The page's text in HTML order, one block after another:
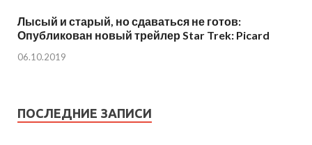
Лысый и старый, но сдаваться не готов:
Опубликован новый трейлер Star Trek: Picard
06.10.2019
ПОСЛЕДНИЕ ЗАПИСИ